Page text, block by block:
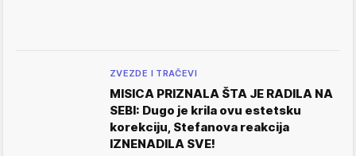
ZVEZDE I TRAČEVI
MISICA PRIZNALA ŠTA JE RADILA NA
SEBI: Dugo je krila ovu estetsku
korekciju, Stefanova reakcija
IZNENADILA SVE!